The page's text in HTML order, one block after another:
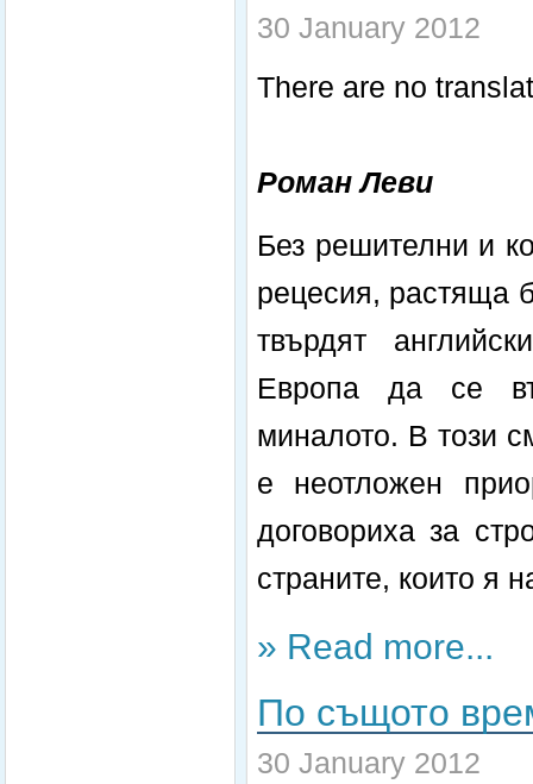
30 January 2012
There are no
Роман Леви
Без решителни и
рецесия, растяща
твърдят
Европа да се
миналото. В този
е неотложен
договориха за
страните, които я
» Read more...
По същото
30 January 2012